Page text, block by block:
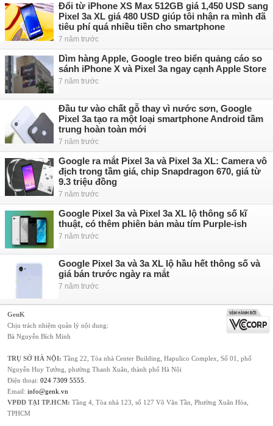
Đổi từ iPhone XS Max 512GB giá 1,450 USD sang
Pixel 3a XL giá 480 USD giúp tôi nhận ra mình đã
tiêu phí quá nhiều tiền cho smartphone
7 năm trước
Dìm hàng Apple, Google treo biển quảng cáo so
sánh iPhone X và Pixel 3a ngay cạnh Apple Store
7 năm trước
Đầu tư vào chất gỗ thay vì nước sơn, Google
Pixel 3a tạo ra một loại smartphone Android tầm
trung hoàn toàn mới
7 năm trước
Google ra mắt Pixel 3a và Pixel 3a XL: Camera vô
địch trong tầm giá, chip Snapdragon 670, giá từ
9.3 triệu đồng
7 năm trước
Google Pixel 3a và Pixel 3a XL lộ thông số kĩ
thuật, có thêm phiên bản màu tím Purple-ish
7 năm trước
Google Pixel 3a và 3a XL lộ hầu hết thông số và
giá bán trước ngày ra mắt
7 năm trước
GenK
Chịu trách nhiệm quản lý nội dung:
Bà Nguyễn Bích Minh
TRỤ SỞ HÀ NỘI: Tầng 22, Tòa nhà Center Building, Hapulico Complex, Số 01, phố
Nguyễn Huy Tưởng, phường Thanh Xuân, thành phố Hà Nội
Điện thoại: 024 7309 5555
Email: info@genk.vn
VPĐD TẠI TP.HCM: Tầng 4, Tòa nhà 123, số 127 Võ Văn Tần, Phường Xuân Hòa,
TPHCM